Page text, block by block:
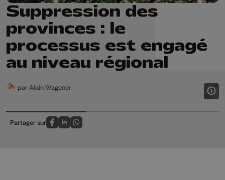
Suppression des
provinces : le
processus est engagé
au niveau régional
par Alain Wagener
Partager sur
Partagez sur FaceBook
Partagez sur LinkedIn
Partagez sur Whatsapp